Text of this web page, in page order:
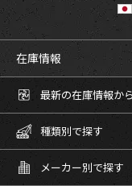
在庫情報
最新の在庫情報か
種類別で探す
メーカー別で探す